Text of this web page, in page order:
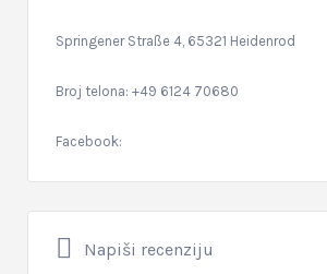
Springener Straße 4, 65321 Heidenrod
Broj telona: +49 6124 70680
Facebook:
Napiši recenziju